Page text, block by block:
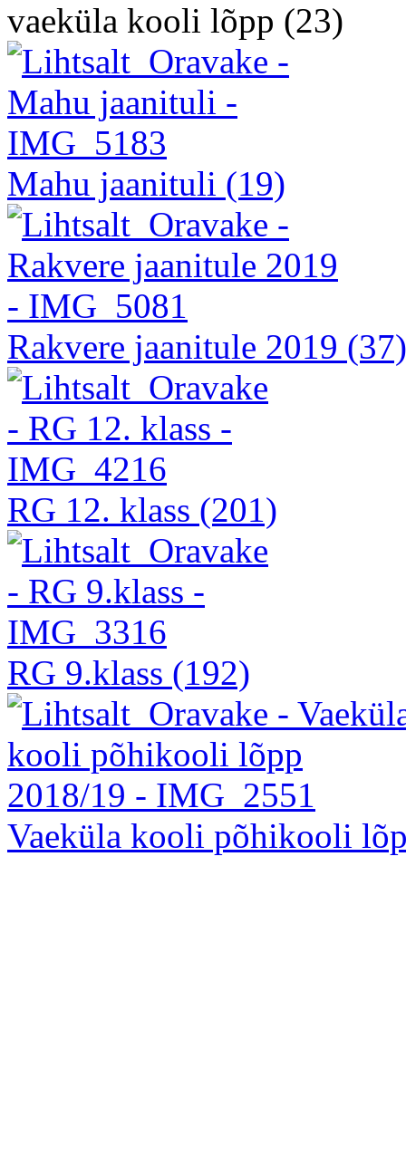
vaeküla kooli lõpp (23)
Mahu jaanituli (19)
Rakvere jaanitule 2019 (37)
RG 12. klass (201)
RG 9.klass (192)
Vaeküla kooli põhikooli